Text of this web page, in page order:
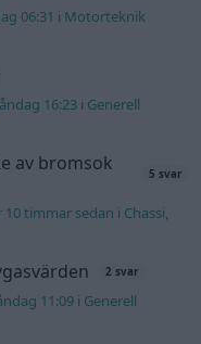
06:31 i Motorteknik
16:23 i Generell
av bromsok
5 svar
timmar sedan i Chassi,
2 svar
11:09 i Generell